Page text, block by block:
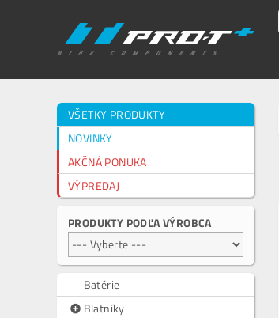
VŠETKY PRODUKTY
NOVINKY
AKČNÁ PONUKA
VÝPREDAJ
PRODUKTY PODĽA VÝROBCA
Batérie
Blatníky